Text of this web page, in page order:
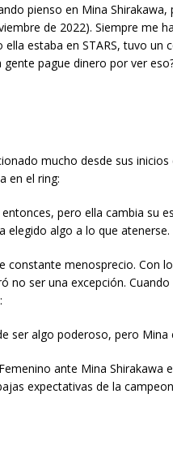
pienso en Mina
de 2022). Siempre me
estaba en STARS, tuvo
pague dinero por ver
mucho desde sus
en el ring:
pero ella cambia su
elegido algo a lo que atenerse.
constante menosprecio. Con
no ser una excepción.
ser algo poderoso, pero
ante Mina Shirakawa
expectativas de la